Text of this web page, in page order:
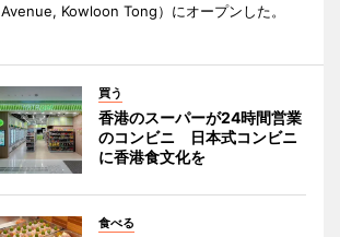
Avenue, Kowloon Tong）にオープンした。
買う
香港のスーパーが24時間営業
のコンビニ 日本式コンビニ
に香港食文化を
食べる